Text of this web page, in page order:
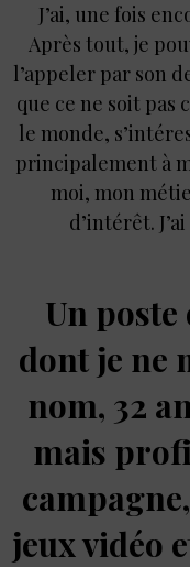
J’ai, une fois
Après tout, je
l’appeler par son
que ce ne soit pas
le monde,
principalement à
moi, mon
d’intérêt.
Un
dont je ne
nom, 32
mais
jeux vidéo